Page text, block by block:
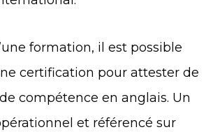
formation, il est possible
certification pour attester de
compétence en anglais. Un
et référencé sur